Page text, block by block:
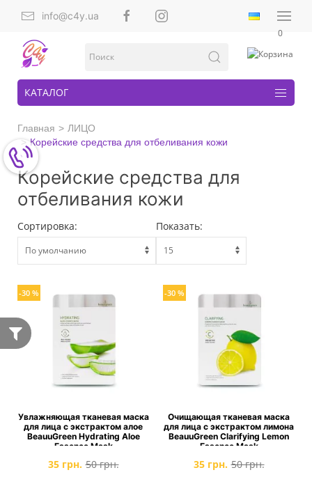
info@c4y.ua
0
КАТАЛОГ
Главная
ЛИЦО
Корейские средства для отбеливания кожи
Корейские средства для
отбеливания кожи
Сортировка: Показать:
-30 %
Увлажняющая тканевая маска
для лица c экстрактом алое
BeauuGreen Hydrating Aloe
Essence Mask
35 грн. 50 грн.
-30 %
Очищающая тканевая маска
для лица c экстрактом лимона
BeauuGreen Clarifying Lemon
Essence Mask
35 грн. 50 грн.